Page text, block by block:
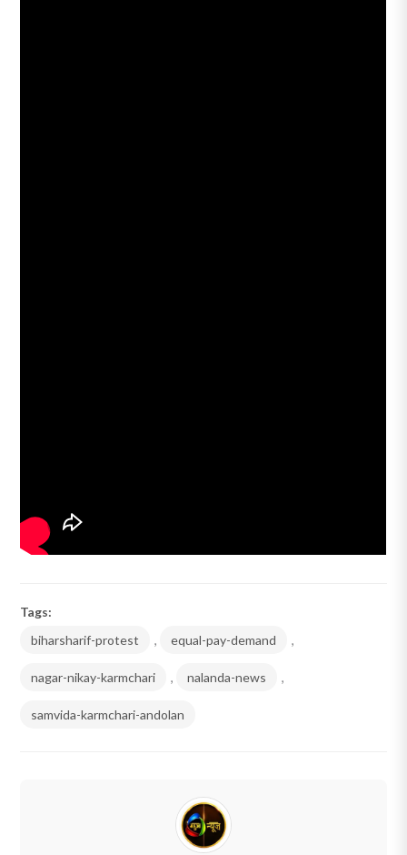
Tags:
biharsharif-protest
, equal-pay-demand ,
nagar-nikay-karmchari , nalanda-news ,
samvida-karmchari-andolan